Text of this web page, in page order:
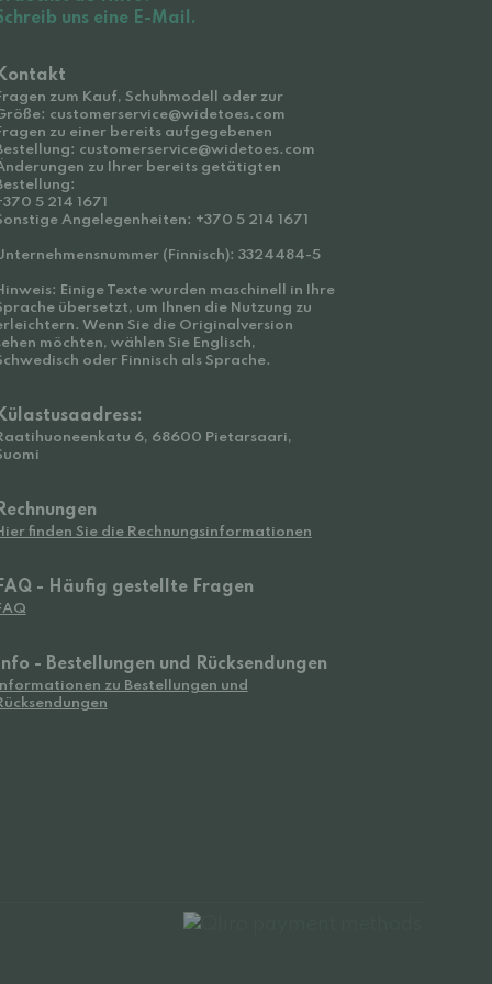
uns eine E-Mail.
Kontakt
zum Kauf, Schuhmodell oder zur
customerservice@widetoes.com
zu einer bereits aufgegebenen
customerservice@widetoes.com
zu Ihrer bereits getätigten
5 214 1671
Angelegenheiten: +370 5 214 1671
(Finnisch): 3324484-5
Einige Texte wurden maschinell in Ihre
übersetzt, um Ihnen die Nutzung zu
Wenn Sie die Originalversion
möchten, wählen Sie Englisch,
oder Finnisch als Sprache.
Külastusaadress:
6, 68600 Pietarsaari,
Rechnungen
finden Sie die Rechnungsinformationen
FAQ - Häufig gestellte Fragen
Info - Bestellungen und Rücksendungen
Informationen zu Bestellungen und